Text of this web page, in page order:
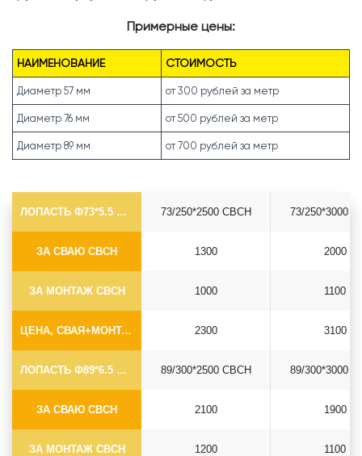
Примерные цены:
НАИМЕНОВАНИЕ СТОИМОСТЬ
Диаметр 57 мм от 300 рублей за метр
Диаметр 76 мм от 500 рублей за метр
Диаметр 89 мм от 700 рублей за метр
ЛОПАСТЬ Ф73*5.5 СВСН
ЗА СВАЮ СВСН
ЗА МОНТАЖ СВСН
ЦЕНА, СВАЯ+МОНТАЖ (БЕЗ ОГОЛОВКА)
73/250*2500 СВСН
1300
1000
2300
73/250*3000
2000
1100
3100
ЛОПАСТЬ Ф89*6.5 СВСН
ЗА СВАЮ СВСН
ЗА МОНТАЖ СВСН
89/300*2500 СВСН
2100
1200
89/300*3000
1900
1100